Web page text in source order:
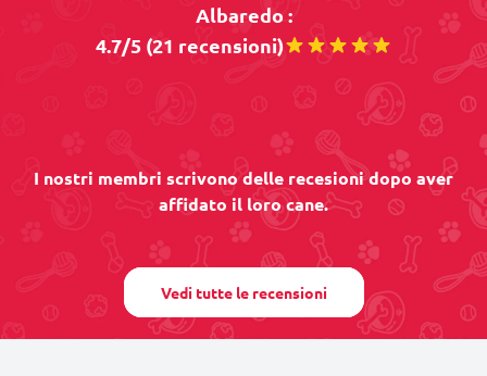
Albaredo :
4.7/5 (21 recensioni)
I nostri membri scrivono delle recesioni dopo aver
affidato il loro cane.
Vedi tutte le recensioni